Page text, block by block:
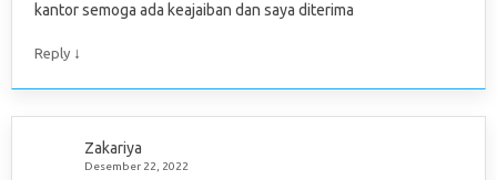
kantor semoga ada keajaiban dan saya diterima
Reply ↓
Zakariya
Desember 22, 2022